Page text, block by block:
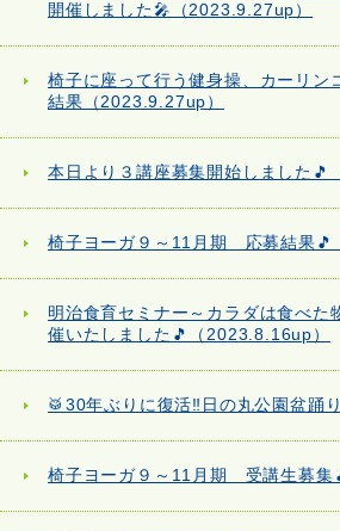
開催しました🎤（2023.9.27up）
椅子に座って行う健身操、カーリン
結果（2023.9.27up）
本日より３講座募集開始しました🎵
椅子ヨーガ９～11月期 応募結果🎵
明治食育セミナー～カラダは食べた
催いたしました🎵（2023.8.16up）
🥁30年ぶりに復活‼日の丸公園盆踊
椅子ヨーガ９～11月期 受講生募集